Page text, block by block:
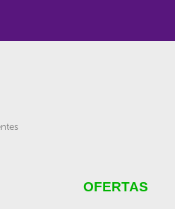
OFERTAS